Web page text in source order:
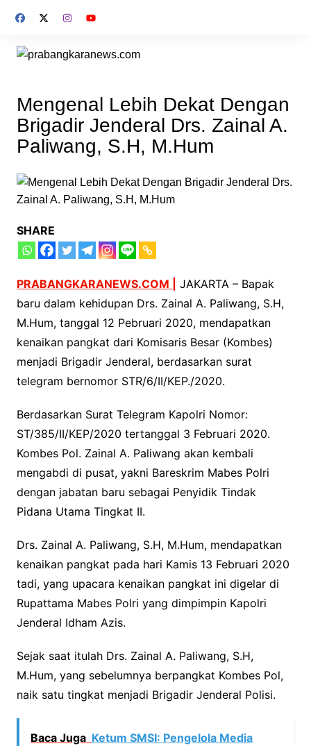
Mengenal Lebih Dekat Dengan
Brigadir Jenderal Drs. Zainal A.
Paliwang, S.H, M.Hum
SHARE
PRABANGKARANEWS.COM |
JAKARTA – Bapak
baru dalam kehidupan Drs. Zainal A. Paliwang, S.H,
M.Hum, tanggal 12 Pebruari 2020, mendapatkan
kenaikan pangkat dari Komisaris Besar (Kombes)
menjadi Brigadir Jenderal, berdasarkan surat
telegram bernomor STR/6/II/KEP./2020.
Berdasarkan Surat Telegram Kapolri Nomor:
ST/385/II/KEP/2020 tertanggal 3 Februari 2020.
Kombes Pol. Zainal A. Paliwang akan kembali
mengabdi di pusat, yakni Bareskrim Mabes Polri
dengan jabatan baru sebagai Penyidik Tindak
Pidana Utama Tingkat II.
Drs. Zainal A. Paliwang, S.H, M.Hum, mendapatkan
kenaikan pangkat pada hari Kamis 13 Februari 2020
tadi, yang upacara kenaikan pangkat ini digelar di
Rupattama Mabes Polri yang dimpimpin Kapolri
Jenderal Idham Azis.
Sejak saat itulah Drs. Zainal A. Paliwang, S.H,
M.Hum, yang sebelumnya berpangkat Kombes Pol,
naik satu tingkat menjadi Brigadir Jenderal Polisi.
Baca Juga Ketum SMSI: Pengelola Media